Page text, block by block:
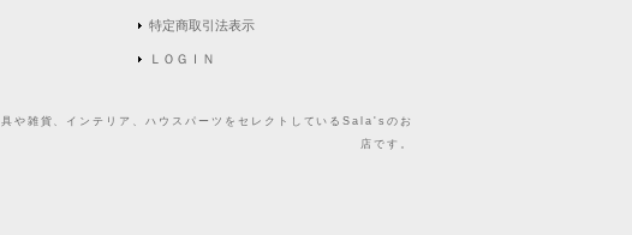
特定商取引法表示
ＬＯＧＩＮ
や雑貨、インテリア、ハウスパーツをセレクトしているSala'sのお
店です。